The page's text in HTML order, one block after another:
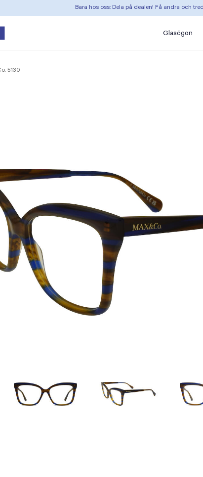
Bara hos oss: Dela på dealen! Få andra och
Glasögon
5130